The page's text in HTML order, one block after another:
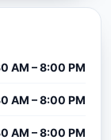
AM – 8:00 PM
AM – 8:00 PM
AM – 8:00 PM